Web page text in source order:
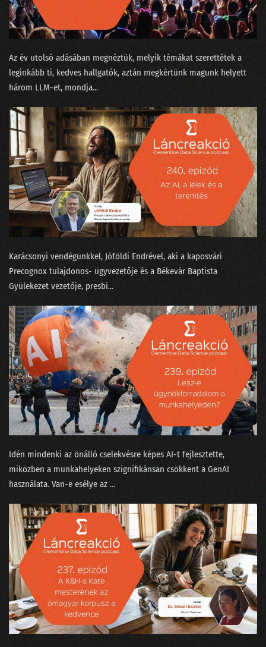
13. Vetélkedők fenegyerekéből az adattudósok kezesbáránya lett Watson
12. Nem elég robotnak lenni, annak is kell látszani!
11. Amikor szembejön a valóság és nem finomkodik
10. Meztelenek és holtak az adattudományban
09. Transformerek a bullshit-generálás szolgálatában
08. Csokit az ikreknek, pontot a szépeknek!
07. A legpontosabb óra az, ami egy helyben áll
06. Mindenki álljon az egyik kapufa mellé!
05. Kecskét vagy Jaguárt?
04. A történetmesélő adatvizualizáció
03. Mindenki tapogat
02. Az MI üveggömbje
01. Humanoid robotok
Az év utolsó adásában megnéztük, melyik témákat szerettétek a
leginkább ti, kedves hallgatók, aztán megkértünk magunk helyett
három LLM-et, mondja...
Karácsonyi vendégünkkel, Jóföldi Endrével, aki a kaposvári
⁠Precognox⁠ tulajdonos- ügyvezetője és a Békevár Baptista
Gyülekezet⁠⁠ vezetője, presbi...
Idén mindenki az önálló cselekvésre képes AI-t fejlesztette,
miközben a munkahelyeken szignifikánsan csökkent a GenAI
használata. Van-e esélye az ...